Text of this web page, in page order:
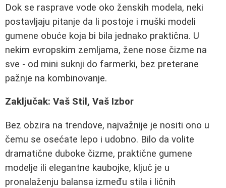
Dok se rasprave vode oko ženskih modela, neki
postavljaju pitanje da li postoje i muški modeli
gumene obuće koja bi bila jednako praktična. U
nekim evropskim zemljama, žene nose čizme na
sve - od mini suknji do farmerki, bez preterane
pažnje na kombinovanje.
Zaključak: Vaš Stil, Vaš Izbor
Bez obzira na trendove, najvažnije je nositi ono u
čemu se osećate lepo i udobno. Bilo da volite
dramatične duboke čizme, praktične gumene
modelje ili elegantne kaubojke, ključ je u
pronalaženju balansa između stila i ličnih